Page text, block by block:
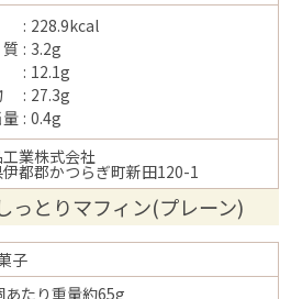
228.9kcal
3.2g
12.1g
27.3g
0.4g
業株式会社
都郡かつらぎ町新田120-1
っとりマフィン(プレーン)
子
あたり重量約65g